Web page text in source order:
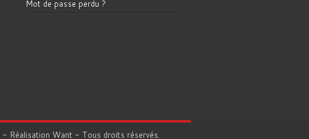
Mot de passe perdu ?
- Réalisation Want - Tous droits réservés.